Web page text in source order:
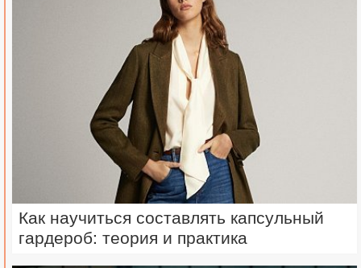
Как научиться составлять капсульный
гардероб: теория и практика